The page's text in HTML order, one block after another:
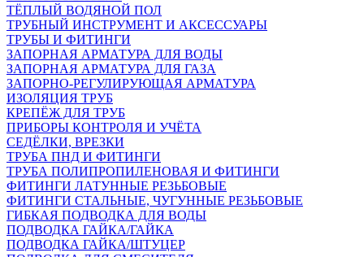
ТЁПЛЫЙ ВОДЯНОЙ ПОЛ
ТРУБНЫЙ ИНСТРУМЕНТ И АКСЕССУАРЫ
ТРУБЫ И ФИТИНГИ
ЗАПОРНАЯ АРМАТУРА ДЛЯ ВОДЫ
ЗАПОРНАЯ АРМАТУРА ДЛЯ ГАЗА
ЗАПОРНО-РЕГУЛИРУЮЩАЯ АРМАТУРА
ИЗОЛЯЦИЯ ТРУБ
КРЕПЁЖ ДЛЯ ТРУБ
ПРИБОРЫ КОНТРОЛЯ И УЧЁТА
СЕДЁЛКИ, ВРЕЗКИ
ТРУБА ПНД И ФИТИНГИ
ТРУБА ПОЛИПРОПИЛЕНОВАЯ И ФИТИНГИ
ФИТИНГИ ЛАТУННЫЕ РЕЗЬБОВЫЕ
ФИТИНГИ СТАЛЬНЫЕ, ЧУГУННЫЕ РЕЗЬБОВЫЕ
ГИБКАЯ ПОДВОДКА ДЛЯ ВОДЫ
ПОДВОДКА ГАЙКА/ГАЙКА
ПОДВОДКА ГАЙКА/ШТУЦЕР